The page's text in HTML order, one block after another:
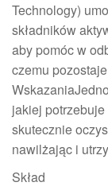
Technology)
składników
aby pomóc w
czemu
jakiej
skutecznie
nawilżając i
Skład